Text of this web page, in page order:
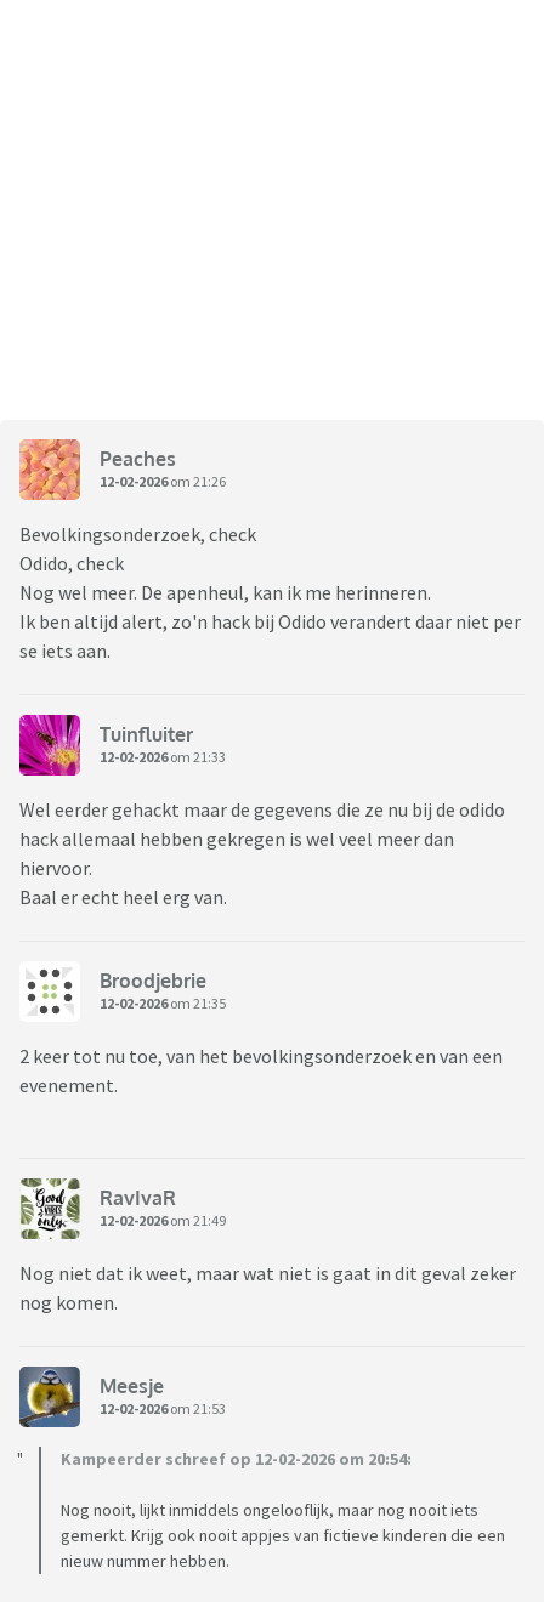
Peaches
12-02-2026om 21:26
Bevolkingsonderzoek, check
Odido, check
Nog wel meer. De apenheul, kan ik me herinneren.
Ik ben altijd alert, zo'n hack bij Odido verandert daar niet per
se iets aan.
Tuinfluiter
12-02-2026om 21:33
Wel eerder gehackt maar de gegevens die ze nu bij de odido
hack allemaal hebben gekregen is wel veel meer dan
hiervoor.
Baal er echt heel erg van.
Broodjebrie
12-02-2026om 21:35
2 keer tot nu toe, van het bevolkingsonderzoek en van een
evenement.
RavIvaR
12-02-2026om 21:49
Nog niet dat ik weet, maar wat niet is gaat in dit geval zeker
nog komen.
Meesje
12-02-2026om 21:53
Kampeerder schreef op 12-02-2026 om 20:54:
Nog nooit, lijkt inmiddels ongelooflijk, maar nog nooit iets
gemerkt. Krijg ook nooit appjes van fictieve kinderen die een
nieuw nummer hebben.